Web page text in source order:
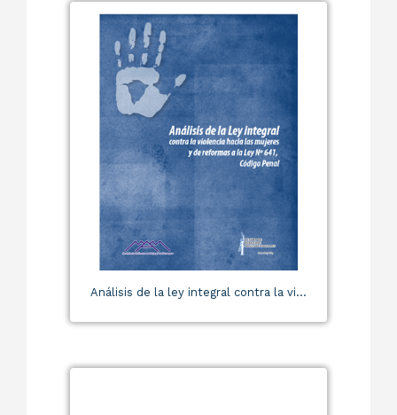
Análisis de la ley integral contra la vi...